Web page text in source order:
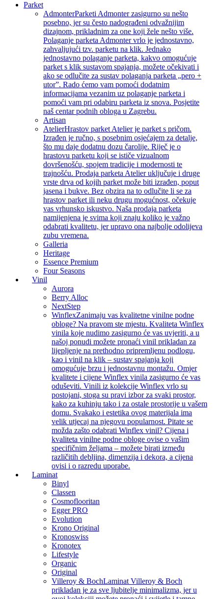
Parket
AdmonterParketi Admonter zasigurno su nešto
posebno, jer su često nadograđeni odvažnijim
dizajnom, prikladnim za one koji žele nešto više.
Polaganje parketa Admonter vrlo je jednostavno,
zahvaljujući tzv. parketu na klik. Jednako
jednostavno polaganje parketa, kakvo omogućuje
parket s klik sustavom spajanja, možete očekivati i
ako se odlučite za sustav polaganja parketa „pero +
utor”. Rado ćemo vam pomoći dodatnim
informacijama vezanim uz polaganje parketa i
pomoći vam pri odabiru parketa iz snova. Posjetite
naš centar podnih obloga u Zagrebu.
Artisan
AtelierHrastov parket Atelier je parket s pričom.
Izrađen je ručno, s posebnim osjećajem za detalje,
što mu daje dodatnu dozu čarolije. Riječ je o
hrastovu parketu koji se ističe vizualnom
dovršenošću, spojem tradicije i modernosti te
trajnošću. Prodaja parketa Atelier uključuje i druge
vrste drva od kojih parket može biti izrađen, poput
jasena i bukve. Bez obzira na to odlučite li se za
hrastov parket ili neku drugu mogućnost, očekuje
vas vrhunsko iskustvo. Naša prodaja parketa
namijenjena je svima koji znaju koliko je važno
odabrati kvalitetu, jer upravo ona najbolje odolijeva
zubu vremena.
Galleria
Heritage
Essence Premium
Four Seasons
Vinil
Aurora
Berry Alloc
NextStep
WinflexZanimaju vas kvalitetne vinilne podne
obloge? Na pravom ste mjestu. Kvaliteta Winflex
vinila koje nudimo zasigurno će vas uvjeriti, a u
našoj ponudi možete pronaći vinil prikladan za
lijepljenje na prethodno pripremljenu podlogu,
kao i vinil na klik – sustav spajanja koji
omogućuje brzu i jednostavnu montažu. Omjer
kvalitete i cijene Winflex vinila zasigurno će vas
oduševiti. Vinili iz kolekcije Winflex vrlo su
postojani, stoga su pravi izbor za svaki prostor,
kako za kuhinju tako i za ostale prostorije u vašem
domu. Svakako i estetika ovog materijala ima
velik utjecaj na njegovu popularnost. Pitate se
možda zašto odabrati Winflex vinil? Cijena i
kvaliteta vinilne podne obloge ovise o vašim
specifičnim željama – možete birati između
različitih debljina, dimenzija i dekora, a cijena
ovisi i o razredu uporabe.
Laminat
Binyl
Classen
Cosmoflooritan
Egger PRO
Evolution
Krono Original
Kronoswiss
Kronotex
Lifestyle
Organic
Original
Villeroy & BochLaminat Villeroy & Boch
prikladan je za sve ljubitelje minimalizma, jer u